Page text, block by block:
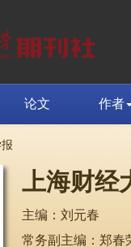
论文 作者
上海财经
主编：刘元春
常务副主编：郑春